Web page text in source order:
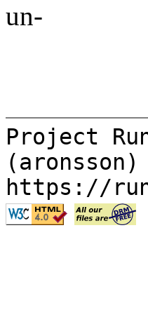
un-
Project
(aronsson)
https://